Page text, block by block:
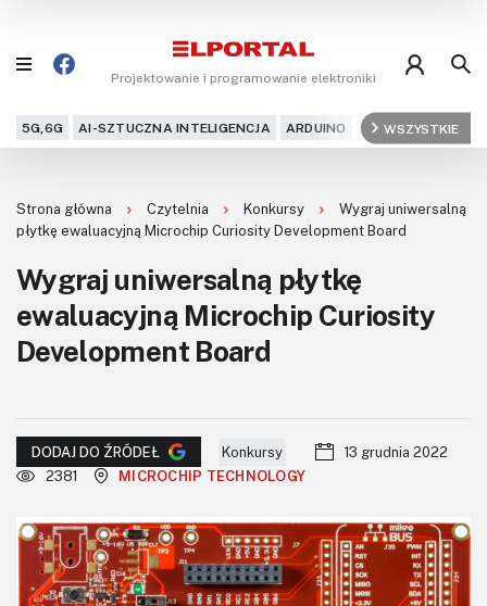
Projektowanie i programowanie elektroniki
5G,6G AI-SZTUCZNA INTELIGENCJA ARDUINO ARM AUDIO
WSZYSTKIE
Projekty
Kursy
DIY+
Dla Ciebie
KITy AVT
Kontakt
Newsletter
Strona główna Czytelnia Konkursy
Wygraj uniwersalną
płytkę ewaluacyjną Microchip Curiosity Development Board
Wygraj uniwersalną płytkę
ewaluacyjną Microchip Curiosity
Development Board
DODAJ DO ŹRÓDEŁ Konkursy
13 grudnia 2022
2381
MICROCHIP TECHNOLOGY